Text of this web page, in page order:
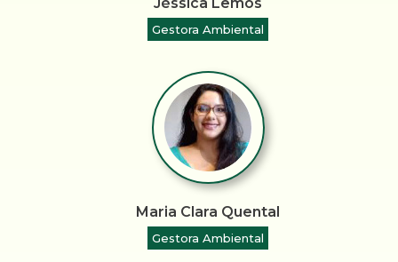
Gestora Ambiental
Maria Clara Quental
Gestora Ambiental